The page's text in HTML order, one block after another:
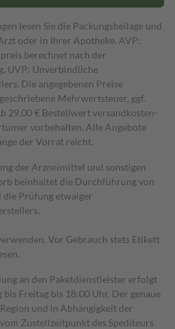
lesen Sie die Packungsbeilage und
oder in Ihrer Apotheke. AVP:
berechnet nach der
UVP: Unverbindliche
Die angegebenen Preise
Mehrwertsteuer, ggf.
29,00 € Bestell­wert versand­kosten­
vorbehalten. Alle Angebote
der Vorrat reicht.
der Arzneimittel und sonstigen
beinhaltet die Durchführung von
die Prüfung etwaiger
Vor Gebrauch stets Etikett
an den Paketdienstleister erfolgt
Freitag bis 18:00 Uhr. Der genaue
und in Abhängigkeit der
Zustellzeitpunkt des Spediteurs